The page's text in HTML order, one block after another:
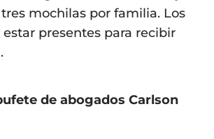
mochilas por familia. Los
presentes para recibir
de abogados Carlson